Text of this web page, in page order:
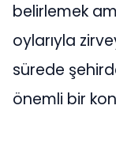
belirlemek
oylarıyla
sürede
önemli bir